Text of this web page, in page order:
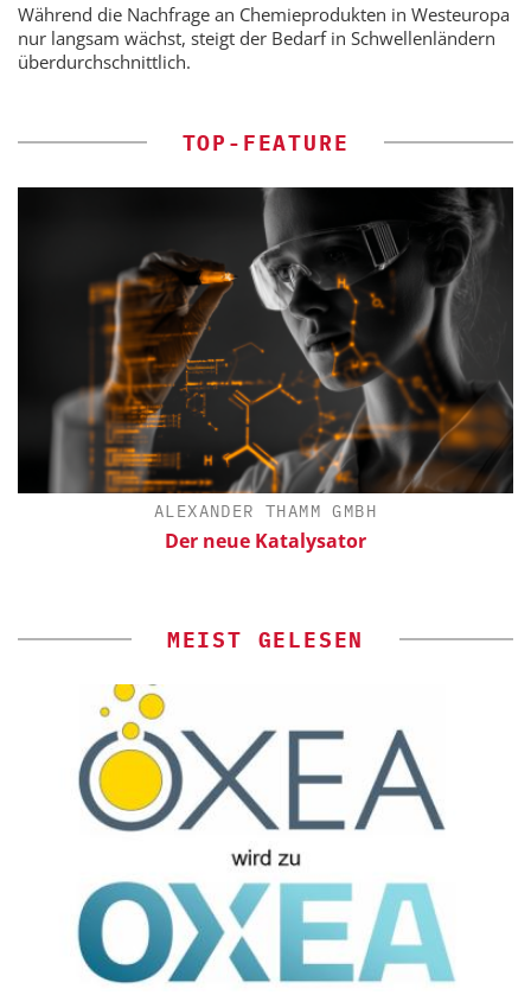
Während die Nachfrage an Chemieprodukten in Westeuropa
nur langsam wächst, steigt der Bedarf in Schwellenländern
überdurchschnittlich.
TOP-FEATURE
ALEXANDER THAMM GMBH
Der neue Katalysator
MEIST GELESEN